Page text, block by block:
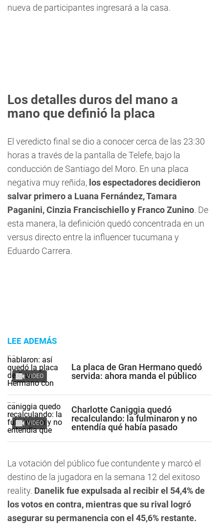
nueva de participantes ingresará a la casa.
Los detalles duros del mano a
mano que definió la placa
El veredicto final se dio a conocer cerca de las 23:30
horas a través de la pantalla de Telefe, bajo la
conducción de Santiago del Moro. En una placa
negativa muy reñida, los espectadores decidieron
salvar primero a Luana Fernández, Tamara
Paganini, Cinzia Francischiello y Franco Zunino. De
esta manera, la definición quedó concentrada en un
versus directo entre la influencer tucumana y
Eduardo Carrera.
LEE ADEMÁS
VIDEO
La placa de Gran Hermano quedó
servida: ahora manda el público
VIDEO
Charlotte Caniggia quedó
recalculando: la fulminaron y no
entendía qué había pasado
La votación del público fue contundente y marcó el
destino de la jugadora en la semana 12 del exitoso
reality. Danelik fue expulsada al recibir el 54,4% de
los votos en contra, mientras que su rival logró
asegurar su permanencia con el 45,6% restante.